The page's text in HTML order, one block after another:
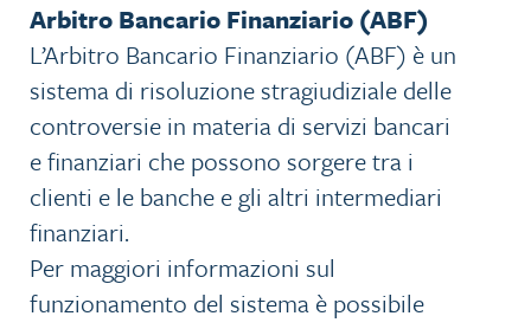
Arbitro Bancario Finanziario (ABF)
L’Arbitro Bancario Finanziario (ABF) è un
sistema di risoluzione stragiudiziale delle
controversie in materia di servizi bancari
e finanziari che possono sorgere tra i
clienti e le banche e gli altri intermediari
finanziari.
Per maggiori informazioni sul
funzionamento del sistema è possibile